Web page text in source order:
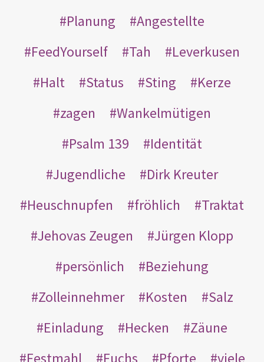
Planung
Angestellte
FeedYourself
Tah
Leverkusen
Halt
Status Sting
Kerze
zagen
Wankelmütigen
Psalm 139
Identität
Jugendliche
Dirk Kreuter
Heuschnupfen
fröhlich
Traktat
Jehovas Zeugen
Jürgen Klopp
persönlich
Beziehung
Zolleinnehmer
Kosten
Salz
Einladung
Hecken
Zäune
Festmahl
Fuchs Pforte
viele